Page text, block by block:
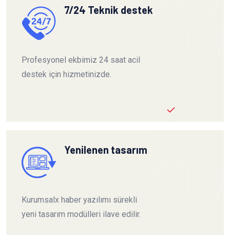
7/24 Teknik destek
Profesyonel ekbimiz 24 saat acil
destek için hizmetinizde.
Yenilenen tasarım
Kurumsalx haber yazılımı sürekli
yeni tasarım modülleri ilave edilir.